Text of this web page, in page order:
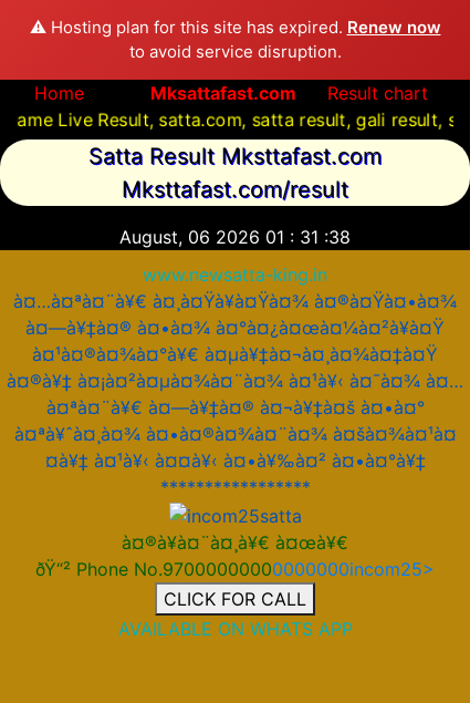
⚠️ Hosting plan for this site has expired. Renew now
to avoid service disruption.
Home Mksattafast.com
Result chart
Live Result, satta.com, satta result, gali result,
Satta Result Mksttafast.com
Mksttafast.com/result
August, 06 2026 01 : 31 :38
www.newsatta-king.in
à¤…à¤ªà¤¨à¥€ à¤¸à¤Ÿà¥à¤Ÿà¤¾ à¤®à¤Ÿà¤•à¤¾
à¤—à¥‡à¤® à¤•à¤¾ à¤°à¤¿à¤œà¤¼à¤²à¥à¤Ÿ
à¤¹à¤®à¤¾à¤°à¥€ à¤µà¥‡à¤¬à¤¸à¤¾à¤‡à¤Ÿ
à¤®à¥‡ à¤¡à¤²à¤µà¤¾à¤¨à¤¾ à¤¹à¥‹ à¤¯à¤¾ à¤…
à¤ªà¤¨à¥€ à¤—à¥‡à¤® à¤¬à¥‡à¤š à¤•à¤°
à¤ªà¥ˆà¤¸à¤¾ à¤•à¤®à¤¾à¤¨à¤¾ à¤šà¤¾à¤¹à¤
¤à¥‡ à¤¹à¥‹ à¤¤à¥‹ à¤•à¥‰à¤² à¤•à¤°à¥‡
*****************
à¤®à¥à¤¨à¤¸à¥€ à¤œà¥€
ðŸ“² Phone No.97000000000000000incom25>
CLICK FOR CALL
AVAILABLE ON WHATS APP